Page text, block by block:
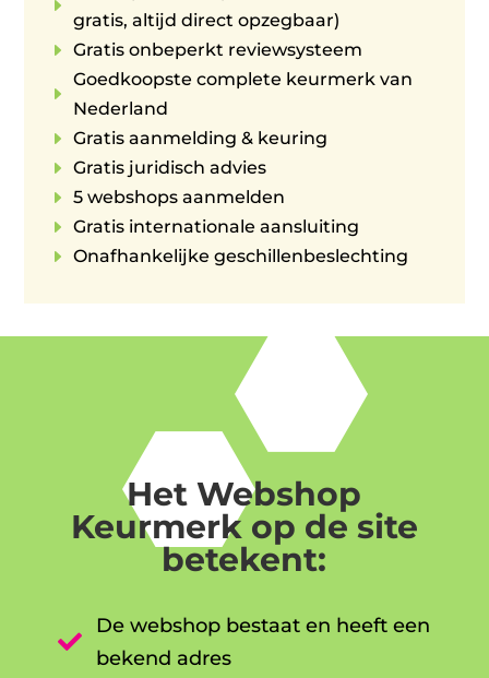
E
gratis, altijd direct opzegbaar)
E Gratis onbeperkt reviewsysteem
E
Goedkoopste complete keurmerk van
Nederland
E Gratis aanmelding & keuring
E Gratis juridisch advies
E 5 webshops aanmelden
E Gratis internationale aansluiting
E Onafhankelijke geschillenbeslechting
Het Webshop
Keurmerk op de site
betekent:

De webshop bestaat en heeft een
bekend adres